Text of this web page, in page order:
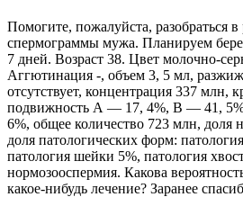
Помогите, пожалуйста, разобраться в
спермограммы мужа. Планируем
7 дней. Возраст 38. Цвет молочно-
Аггютинация -, объем 3, 5 мл,
отсутствует, концентрация 337 млн,
подвижность А — 17, 4%, В — 41,
6%, общее количество 723 млн, доля
доля патологических форм:
патология шейки 5%, патология
нормозооспермия. Какова
какое-нибудь лечение? Заранее